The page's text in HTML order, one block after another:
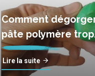
Comment
pâte polymère trop
molle?
Lire la suite